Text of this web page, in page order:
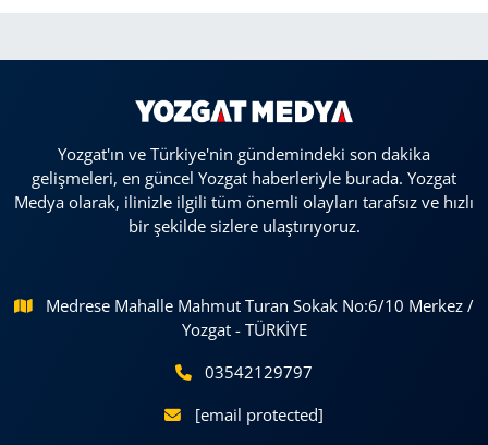
Yozgat'ın ve Türkiye'nin gündemindeki son dakika
gelişmeleri, en güncel Yozgat haberleriyle burada. Yozgat
Medya olarak, ilinizle ilgili tüm önemli olayları tarafsız ve hızlı
bir şekilde sizlere ulaştırıyoruz.
Medrese Mahalle Mahmut Turan Sokak No:6/10 Merkez /
Yozgat - TÜRKİYE
03542129797
[email protected]